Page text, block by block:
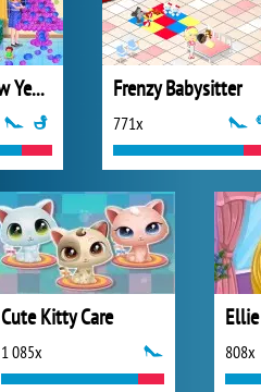
Baby Hazel New Year Party Frenzy Babysitter
771x
Cute Kitty Care
1 085x 808x